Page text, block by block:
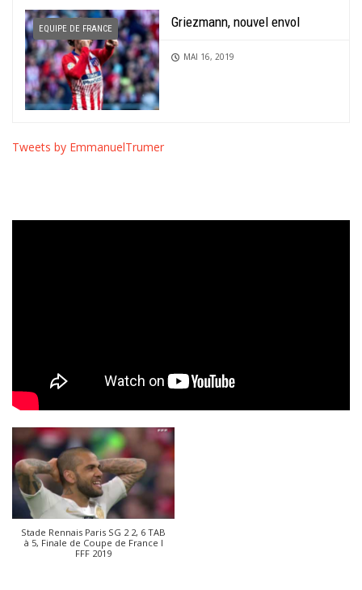
EQUIPE DE FRANCE Griezmann, nouvel envol
MAI 16, 2019
Tweets by EmmanuelTrumer
Stade Rennais Paris SG 2 2, 6 TAB
à 5, Finale de Coupe de France I
FFF 2019